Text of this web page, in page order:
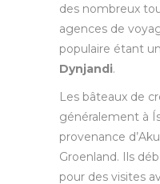
des nombreux
agences de
populaire étant
Dynjandi.
Les bâteaux de
généralement à
provenance
Groenland. Ils
pour des visites